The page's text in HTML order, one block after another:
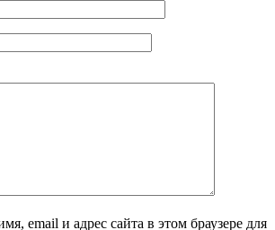
email и адрес сайта в этом браузере для